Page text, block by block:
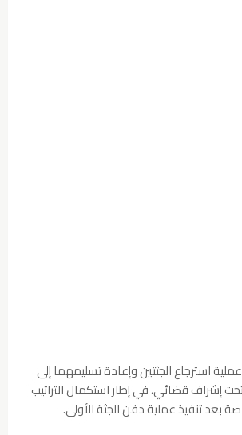
استرجاع الجثتين وإعادة تسليمهما إلى
تحت إشراف قضائي، في إطار استكمال التراتيب
بعد تنفيذ عملية دفن الجثة الأولى.